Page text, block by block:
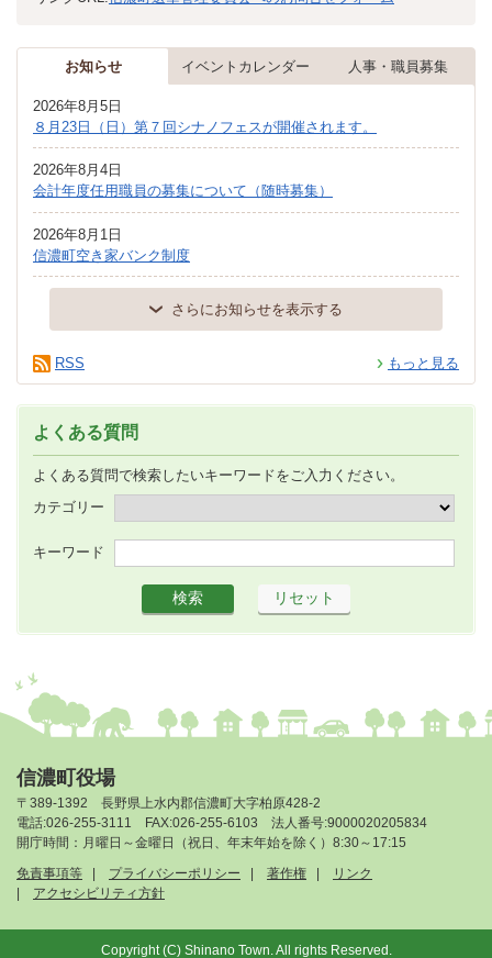
お知らせ イベントカレンダー 人事・職員募集
2026年8月5日
８月23日（日）第７回シナノフェスが開催されます。
2026年8月4日
会計年度任用職員の募集について（随時募集）
2026年8月1日
信濃町空き家バンク制度
さらにお知らせを表示する
もっと見る
RSS
よくある質問
よくある質問で検索したいキーワードをご入力ください。
カテゴリー
キーワード
信濃町役場
〒389-1392 長野県上水内郡信濃町大字柏原428-2
電話:026-255-3111 FAX:026-255-6103 法人番号:9000020205834
開庁時間：月曜日～金曜日（祝日、年末年始を除く）8:30～17:15
免責事項等
プライバシーポリシー 著作権
リンク
アクセシビリティ方針
Copyright (C) Shinano Town. All rights Reserved.